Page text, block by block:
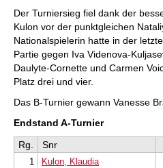
Der Turniersieg fiel dank der
Kulon vor der punktgleichen
Nationalspielerin hatte in der
Partie gegen Iva Videnova-
Daulyte-Cornette und Carmen
Platz drei und vier.
Das B-Turnier gewann Vanesse
Endstand A-Turnier
Rg.
Snr
1 Kulon, Klaudia